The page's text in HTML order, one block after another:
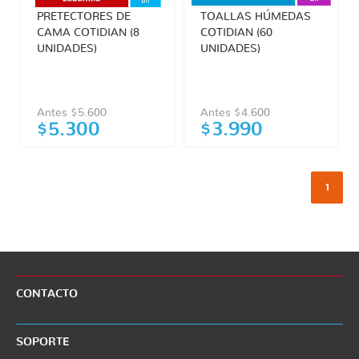
PRETECTORES DE
CAMA COTIDIAN (8
UNIDADES)
Antes $5.600
$5.300
TOALLAS HÚMEDAS
COTIDIAN (60
UNIDADES)
Antes $4.600
$3.990
1
CONTACTO
SOPORTE